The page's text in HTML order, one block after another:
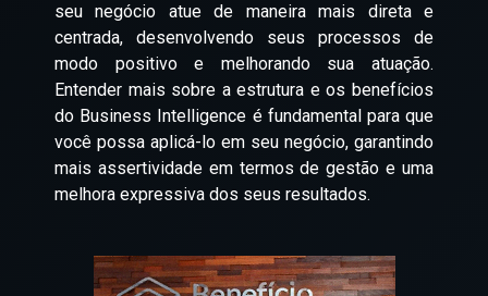
seu negócio atue de maneira mais direta e
centrada, desenvolvendo seus processos de
modo positivo e melhorando sua atuação.
Entender mais sobre a estrutura e os benefícios
do Business Intelligence é fundamental para que
você possa aplicá-lo em seu negócio, garantindo
mais assertividade em termos de gestão e uma
melhora expressiva dos seus resultados.